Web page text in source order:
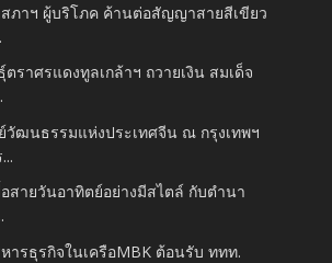
สภาฯ ผู้บริโภค ค้านต่อสัญญาสายสีเขียว
ราศรแดงทูลเกล้าฯ ถวายเงิน สมเด็จ
วัฒนธรรมแห่งประเทศจีน ณ กรุงเทพฯ
อสายวันอาทิตย์อย่างมีสไตล์ กับตำนา
ารธุรกิจในเครือMBK ต้อนรับ ททท.